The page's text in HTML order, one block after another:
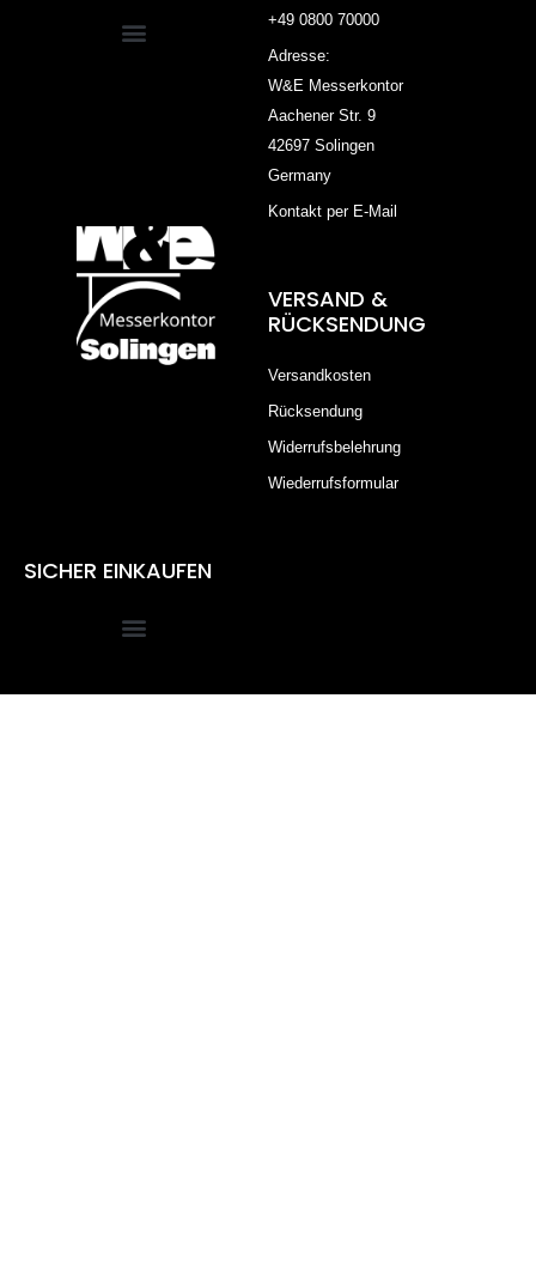
+49 0800 70000
Adresse:
W&E Messerkontor
Aachener Str. 9
42697 Solingen
Germany
Kontakt per E-Mail
VERSAND &
RÜCKSENDUNG
Versandkosten
Rücksendung
Widerrufsbelehrung
Wiederrufsformular
SICHER EINKAUFEN